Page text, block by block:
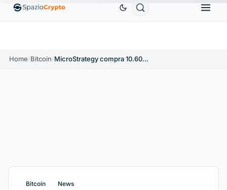
EthereumETH1.880,58 USD Tether USDT ↑0.00% BNB
Home/Bitcoin/ MicroStrategy compra 10.600 BTC: perché il prezzo non sale?
Bitcoin News